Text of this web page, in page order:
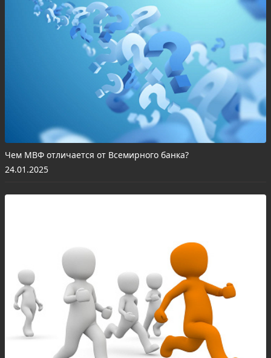
Чем МВФ отличается от Всемирного банка?
24.01.2025